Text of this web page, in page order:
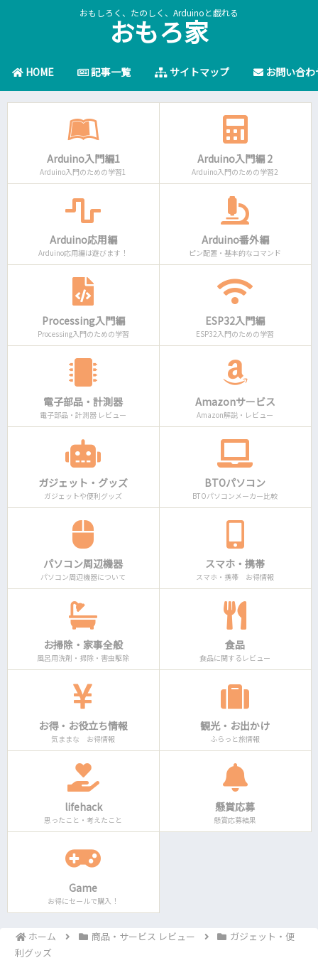
おもしろく、たのしく、Arduinoと戯れる
おもろ家
HOME 記事一覧 サイトマップ お問い合わ
Arduino入門編1
Arduino入門のための学習1
Arduino入門編 2
Arduino入門のための学習2
Arduino応用編
Arduino応用編は遊びます！
Arduino番外編
ピン配置・基本的なコマンド
Processing入門編
Processing入門のための学習
ESP32入門編
ESP32入門のための学習
電子部品・計測器
電子部品・計測器 レビュー
Amazonサービス
Amazon解説・レビュー
ガジェット・グッズ
ガジェットや便利グッズ
BTOパソコン
BTOパソコンメーカー比較
パソコン周辺機器
パソコン周辺機器について
スマホ・携帯
スマホ・携帯 お得情報
お掃除・家事全般
風呂用洗剤・掃除・害虫駆除
食品
食品に関するレビュー
お得・お役立ち情報
気ままな お得情報
観光・お出かけ
ふらっと旅情報
lifehack
思ったこと・考えたこと
懸賞応募
懸賞応募結果
Game
お得にセールで購入！
ホーム 商品・サービス レビュー
ガジェット・便
利グッズ